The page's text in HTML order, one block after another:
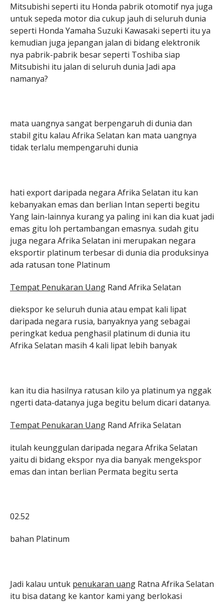
Mitsubishi seperti itu Honda pabrik otomotif nya juga
untuk sepeda motor dia cukup jauh di seluruh dunia
seperti Honda Yamaha Suzuki Kawasaki seperti itu ya
kemudian juga jepangan jalan di bidang elektronik
nya pabrik-pabrik besar seperti Toshiba siap
Mitsubishi itu jalan di seluruh dunia Jadi apa
namanya?
mata uangnya sangat berpengaruh di dunia dan
stabil gitu kalau Afrika Selatan kan mata uangnya
tidak terlalu mempengaruhi dunia
hati export daripada negara Afrika Selatan itu kan
kebanyakan emas dan berlian Intan seperti begitu
Yang lain-lainnya kurang ya paling ini kan dia kuat jadi
emas gitu loh pertambangan emasnya. sudah gitu
juga negara Afrika Selatan ini merupakan negara
eksportir platinum terbesar di dunia dia produksinya
ada ratusan tone Platinum
Tempat Penukaran Uang Rand Afrika Selatan
diekspor ke seluruh dunia atau empat kali lipat
daripada negara rusia, banyaknya yang sebagai
peringkat kedua penghasil platinum di dunia itu
Afrika Selatan masih 4 kali lipat lebih banyak
kan itu dia hasilnya ratusan kilo ya platinum ya nggak
ngerti data-datanya juga begitu belum dicari datanya.
Tempat Penukaran Uang Rand Afrika Selatan
itulah keunggulan daripada negara Afrika Selatan
yaitu di bidang ekspor nya dia banyak mengekspor
emas dan intan berlian Permata begitu serta
02.52
bahan Platinum
Jadi kalau untuk penukaran uang Ratna Afrika Selatan
itu bisa datang ke kantor kami yang berlokasi